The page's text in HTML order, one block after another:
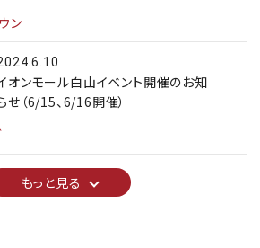
ン
オンモール白山イベント開催のお知
せ（6/15、6/16開催）
もっと見る